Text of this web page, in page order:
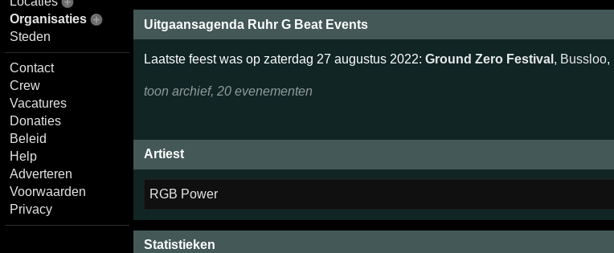
Organisaties
Steden
Contact
Crew
Vacatures
Donaties
Beleid
Help
Adverteren
Voorwaarden
Privacy
Uitgaansagenda Ruhr G Beat Events
Laatste feest was op zaterdag 27 augustus 2022: Ground Zero Festival , Bussloo,
toon archief, 20 evenementen
Artiest
RGB Power
Statistieken